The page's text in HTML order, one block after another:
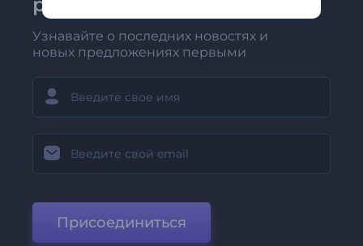
Узнавайте о последних новостях и
новых предложениях первыми
Присоединиться